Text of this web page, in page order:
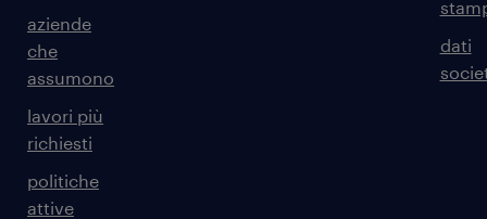
aziende
che
assumono
lavori più
richiesti
politiche
attive
dati